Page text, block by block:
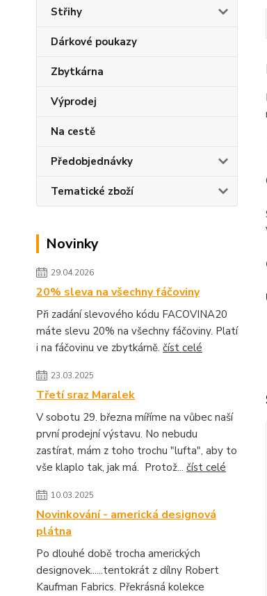
Střihy
Dárkové poukazy
Zbytkárna
Výprodej
Na cestě
Předobjednávky
Tematické zboží
Novinky
29.04.2026
20% sleva na všechny fáčoviny
Při zadání slevového kódu FACOVINA20
máte slevu 20% na všechny fáčoviny. Platí
i na fáčovinu ve zbytkárně. číst celé
23.03.2025
Třetí sraz Maralek
V sobotu 29. března míříme na vůbec naší
první prodejní výstavu. No nebudu
zastírat, mám z toho trochu "lufta", aby to
vše klaplo tak, jak má. Protož... číst celé
10.03.2025
Novinkování - americká designová
plátna
Po dlouhé době trocha amerických
designovek......tentokrát z dílny Robert
Kaufman Fabrics. Překrásná kolekce